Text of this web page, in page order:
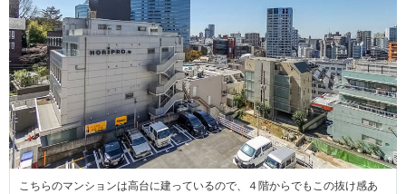
こちらのマンションは高台に建っているので、４階からでもこの抜け感あ